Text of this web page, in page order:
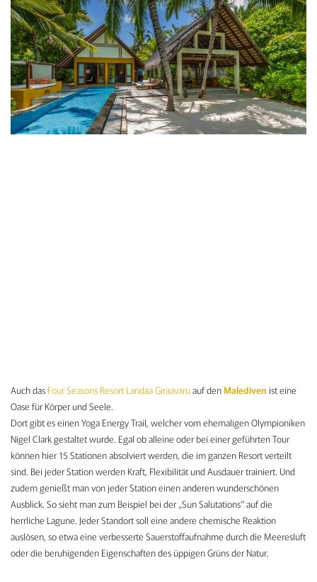
Auch das Four Seasons Resort Landaa Giraavaruauf denMalediven ist eine
Oase für Körper und Seele.
Dort gibt es einen Yoga Energy Trail, welcher vom ehemaligen Olympioniken
Nigel Clark gestaltet wurde. Egal ob alleine oder bei einer geführten Tour
können hier 15 Stationen absolviert werden, die im ganzen Resort verteilt
sind. Bei jeder Station werden Kraft, Flexibilität und Ausdauer trainiert. Und
zudem genießt man von jeder Station einen anderen wunderschönen
Ausblick. So sieht man zum Beispiel bei der „Sun Salutations“ auf die
herrliche Lagune. Jeder Standort soll eine andere chemische Reaktion
auslösen, so etwa eine verbesserte Sauerstoffaufnahme durch die Meeresluft
oder die beruhigenden Eigenschaften des üppigen Grüns der Natur.